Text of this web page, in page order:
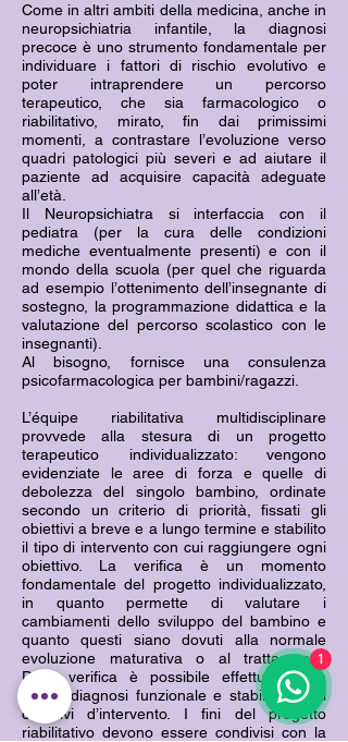
Come in altri ambiti della medicina, anche in
neuropsichiatria infantile, la diagnosi
precoce è uno strumento fondamentale per
individuare i fattori di rischio evolutivo e
poter intraprendere un percorso
terapeutico, che sia farmacologico o
riabilitativo, mirato, fin dai primissimi
momenti, a contrastare l’evoluzione verso
quadri patologici più severi e ad aiutare il
paziente ad acquisire capacità adeguate
all’età.
Il Neuropsichiatra si interfaccia con il
pediatra (per la cura delle condizioni
mediche eventualmente presenti) e con il
mondo della scuola (per quel che riguarda
ad esempio l’ottenimento dell’insegnante di
sostegno, la programmazione didattica e la
valutazione del percorso scolastico con le
insegnanti).
Al bisogno, fornisce una consulenza
psicofarmacologica per bambini/ragazzi.
L’équipe riabilitativa multidisciplinare
provvede alla stesura di un progetto
terapeutico individualizzato: vengono
evidenziate le aree di forza e quelle di
debolezza del singolo bambino, ordinate
secondo un criterio di priorità, fissati gli
obiettivi a breve e a lungo termine e stabilito
il tipo di intervento con cui raggiungere ogni
obiettivo. La verifica è un momento
fondamentale del progetto individualizzato,
in quanto permette di valutare i
cambiamenti dello sviluppo del bambino e
quanto questi siano dovuti alla normale
evoluzione maturativa o al trattamento.
Dalla verifica è possibile effettuare una
nuova diagnosi funzionale e stabilire nuovi
obiettivi d’intervento. I fini del progetto
riabilitativo devono essere condivisi con la
1